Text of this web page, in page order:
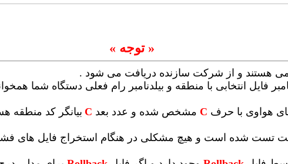
« توجه »
هستند و از شرکت سازنده دریافت می شود .
فایل انتخابی با منطقه و بیلدنامبر رام فعلی دستگاه شما
هواوی با حرف C مشخص شده و عدد بعد C بیانگر کد منطقه
تست شده است و هیچ مشکلی در هنگام استخراج فایل